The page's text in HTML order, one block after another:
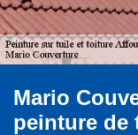
Mario
peinture de